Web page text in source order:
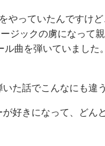
やっていたんですけ
ジックの虜になって
ル曲を弾いていまし
た話でこんなにも違
好きになって、どん